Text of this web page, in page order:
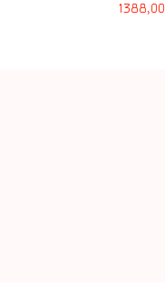
1388,00